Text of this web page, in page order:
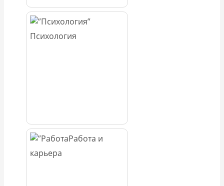
Психология
Работа и
карьера